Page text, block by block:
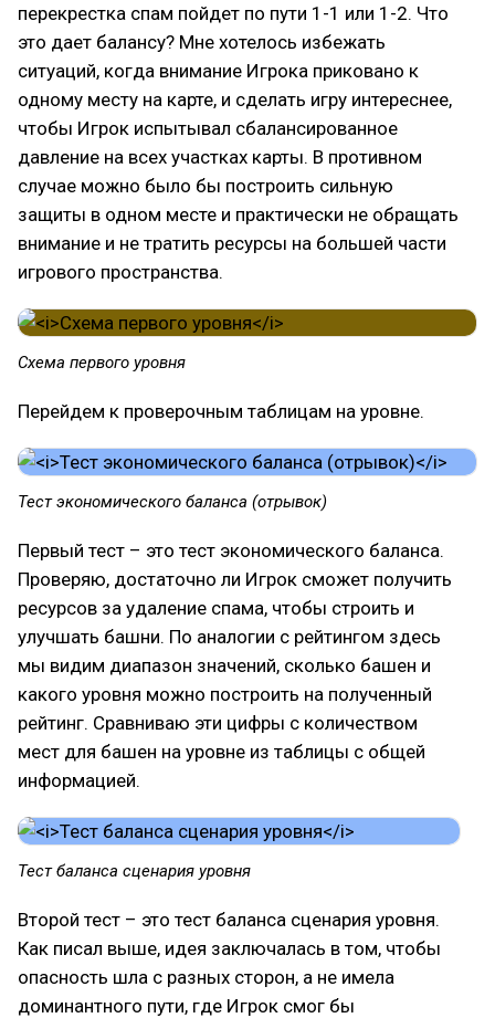
перекрестка спам пойдет по пути 1-1 или 1-2. Что
это дает балансу? Мне хотелось избежать
ситуаций, когда внимание Игрока приковано к
одному месту на карте, и сделать игру интереснее,
чтобы Игрок испытывал сбалансированное
давление на всех участках карты. В противном
случае можно было бы построить сильную
защиты в одном месте и практически не обращать
внимание и не тратить ресурсы на большей части
игрового пространства.
Схема первого уровня
Перейдем к проверочным таблицам на уровне.
Тест экономического баланса (отрывок)
Первый тест – это тест экономического баланса.
Проверяю, достаточно ли Игрок сможет получить
ресурсов за удаление спама, чтобы строить и
улучшать башни. По аналогии с рейтингом здесь
мы видим диапазон значений, сколько башен и
какого уровня можно построить на полученный
рейтинг. Сравниваю эти цифры с количеством
мест для башен на уровне из таблицы с общей
информацией.
Тест баланса сценария уровня
Второй тест – это тест баланса сценария уровня.
Как писал выше, идея заключалась в том, чтобы
опасность шла с разных сторон, а не имела
доминантного пути, где Игрок смог бы